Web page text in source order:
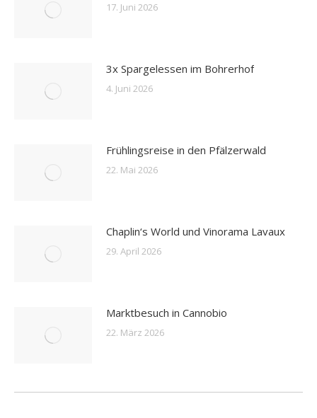
17. Juni 2026
3x Spargelessen im Bohrerhof
4. Juni 2026
Frühlingsreise in den Pfälzerwald
22. Mai 2026
Chaplin‘s World und Vinorama Lavaux
29. April 2026
Marktbesuch in Cannobio
22. März 2026